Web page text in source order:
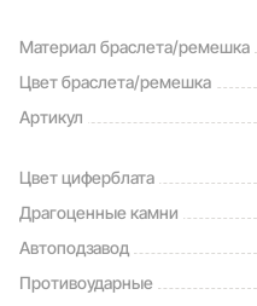
Материал браслета/ремешка
Цвет браслета/ремешка
Артикул
Цвет циферблата
Драгоценные камни
Автоподзавод
Противоударные